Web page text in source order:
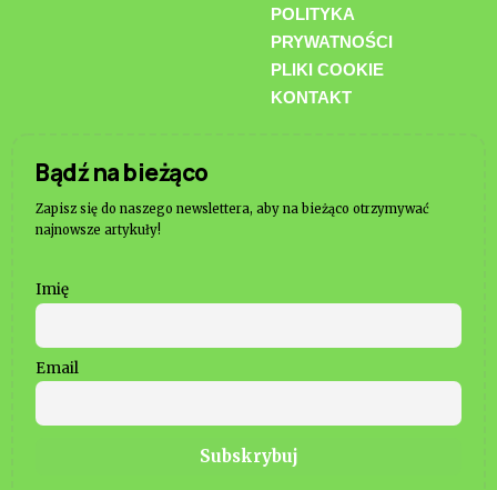
POLITYKA
PRYWATNOŚCI
PLIKI COOKIE
KONTAKT
Bądź na bieżąco
Zapisz się do naszego newslettera, aby na bieżąco otrzymywać
najnowsze artykuły!
Imię
Email